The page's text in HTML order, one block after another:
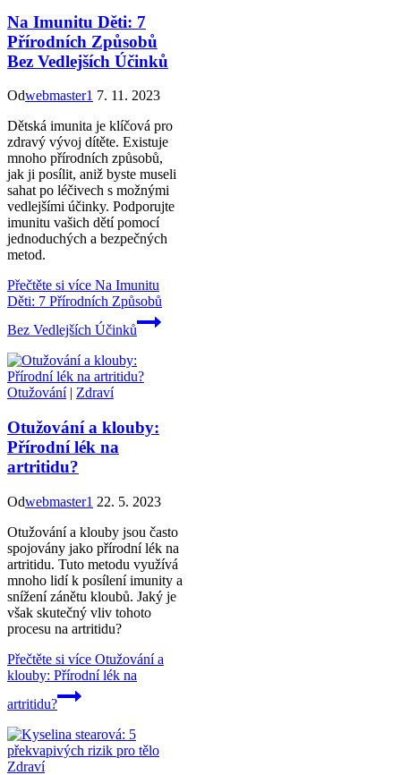
Na Imunitu Děti: 7
Přírodních Způsobů
Bez Vedlejších Účinků
Odwebmaster1 7. 11. 2023
Dětská imunita je klíčová pro
zdravý vývoj dítěte. Existuje
mnoho přírodních způsobů,
jak ji posílit, aniž byste museli
sahat po léčivech s možnými
vedlejšími účinky. Podporujte
imunitu vašich dětí pomocí
jednoduchých a bezpečných
metod.
Přečtěte si více Na Imunitu
Děti: 7 Přírodních Způsobů
Bez Vedlejších Účinků
Otužování| Zdraví
Otužování a klouby:
Přírodní lék na
artritidu?
Odwebmaster1 22. 5. 2023
Otužování a klouby jsou často
spojovány jako přírodní lék na
artritidu. Tuto metodu využívá
mnoho lidí k posílení imunity a
snížení zánětu kloubů. Jaký je
však skutečný vliv tohoto
procesu na artritidu?
Přečtěte si více Otužování a
klouby: Přírodní lék na
artritidu?
Zdraví